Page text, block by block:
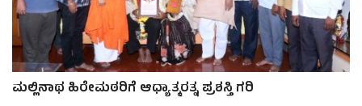
ಮಲ್ಲಿನಾಥ ಹಿರೇಮಠರಿಗೆ ಆಧ್ಯಾತ್ಮರತ್ನ ಪ್ರಶಸ್ತಿ ಗರಿ